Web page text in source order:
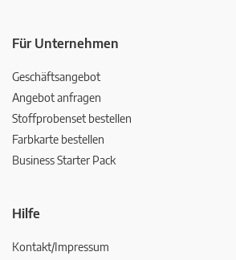
Für Unternehmen
Geschäftsangebot
Angebot anfragen
Stoffprobenset bestellen
Farbkarte bestellen
Business Starter Pack
Hilfe
Kontakt/Impressum